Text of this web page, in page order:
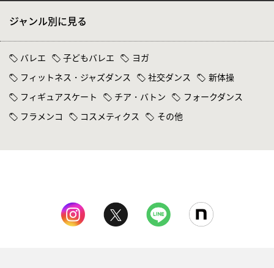
ジャンル別に見る
バレエ 子どもバレエ
ヨガ
フィットネス・ジャズダンス
社交ダンス
新体操
フィギュアスケート
チア・バトン
フォークダンス
フラメンコ
コスメティクス その他